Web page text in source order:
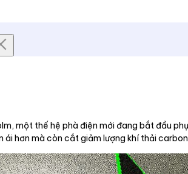
một thế hệ phà điện mới đang bắt đầu
ái hơn mà còn cắt giảm lượng khí thải